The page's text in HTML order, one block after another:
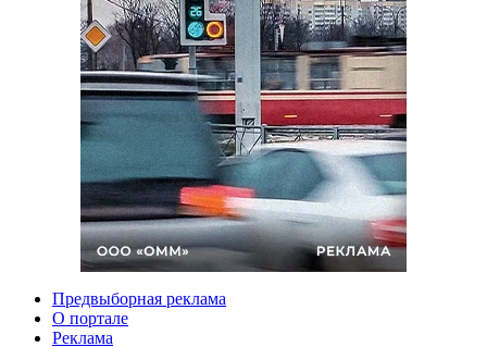
Предвыборная реклама
О портале
Реклама